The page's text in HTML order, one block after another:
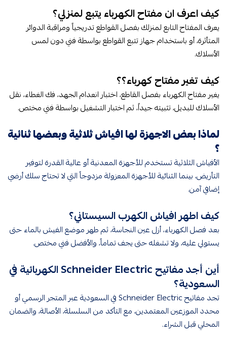
كيف اعرف ان مفتاح الكهرباء يتبع لمنزلي​؟
يعرف المفتاح التابع لمنزلك بفصل القواطع تدريجياً ومراقبة الدوائر
المتأثرة، أو باستخدام جهاز تتبع القواطع بواسطة فني دون لمس
الأسلاك.
كيف تغير مفتاح كهرباء​؟​؟
يغير مفتاح الكهرباء بفصل القاطع، اختبار انعدام الجهد، فك الغطاء، نقل
الأسلاك للبديل، تثبيته جيداً، ثم اختبار التشغيل بواسطة فني مختص.
لماذا بعض الاجهزة لها افياش ثلاثية وبعضها ثنائية​
؟
الأفياش الثلاثية تستخدم للأجهزة المعدنية أو عالية القدرة لتوفير
التأريض، بينما الثنائية للأجهزة المعزولة مزدوجاً التي لا تحتاج سلك أرضي
إضافي آمن.
كيف اطهر افياش الكهرب السيستاني​​؟
بعد فصل الكهرباء، أزل عين النجاسة، ثم طهر موضع الفيش بالماء حتى
يستولي عليه، ولا تشغله حتى يجف تماماً، والأفضل فني مختص.
أين أجد مفاتيح Schneider Electric الكهربائية في
السعودية؟
تجد مفاتيح Schneider Electric في السعودية عبر المتجر الرسمي أو
محدد الموزعين المعتمدين، مع التأكد من السلسلة، الأصالة، والضمان
المحلي قبل الشراء.